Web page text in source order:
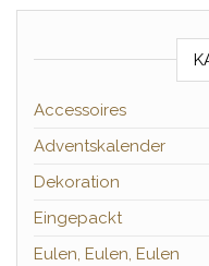
Accessoires
Adventskalender
Dekoration
Eingepackt
Eulen, Eulen, Eulen